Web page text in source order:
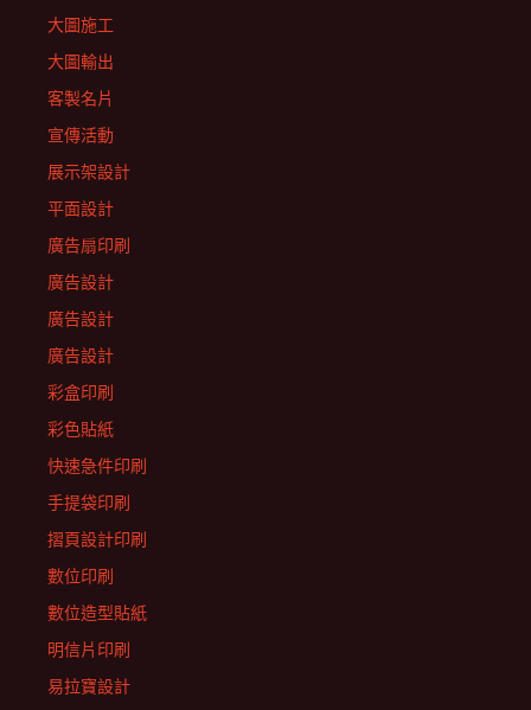
大圖施工
大圖輸出
客製名片
宣傳活動
展示架設計
平面設計
廣告扇印刷
廣告設計
廣告設計
廣告設計
彩盒印刷
彩色貼紙
快速急件印刷
手提袋印刷
摺頁設計印刷
數位印刷
數位造型貼紙
明信片印刷
易拉寶設計